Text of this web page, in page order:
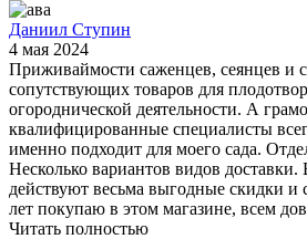
Даниил Ступин
4 мая 2024
Приживаймости саженцев, сеянцев и
сопутствующих товаров для
огороднической деятельности. А
квалифицированные специалисты
именно подходит для моего сада.
Несколько вариантов видов доставки.
действуют весьма выгодные скидки
лет покупаю в этом магазине, всем
Читать полностью